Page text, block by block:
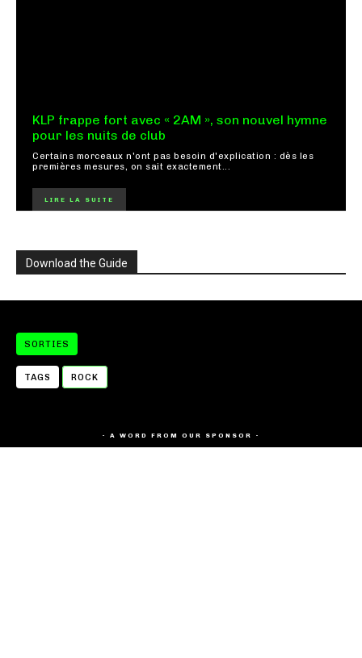
KLP frappe fort avec « 2AM », son nouvel hymne
pour les nuits de club
Certains morceaux n'ont pas besoin d'explication : dès les
premières mesures, on sait exactement...
LIRE LA SUITE
Download the Guide
SORTIES
TAGS ROCK
- A WORD FROM OUR SPONSOR -